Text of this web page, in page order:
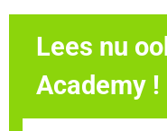
Lees nu
Academy !